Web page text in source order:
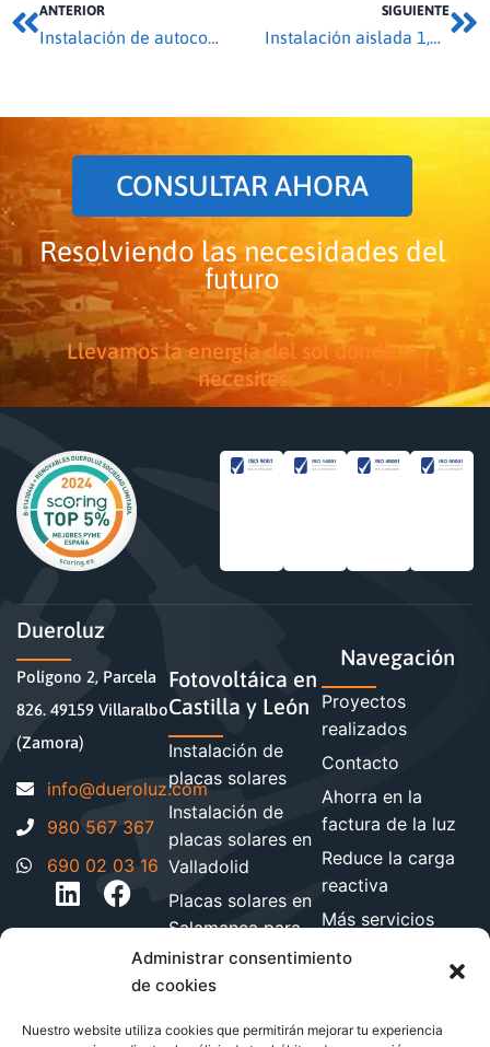
Administrar consentimiento
de cookies
Nuestro website utiliza cookies que permitirán mejorar tu experiencia
ANTERIOR SIGUIENTE
CONSULTAR AHORA
Resolviendo las necesidades del
futuro
Llevamos la energía del sol donde la
necesites
Dueroluz
Polígono 2, Parcela
826. 49159 Villaralbo
(Zamora)
moc.zuloreud@ofni
980 567 367
690 02 03 16
Fotovoltáica en
Castilla y León
Instalación de
placas solares
Instalación de
placas solares en
Valladolid
Placas solares en
Salamanca para
hogares y
empresa
Navegación
Proyectos
realizados
Contacto
Ahorra en la
factura de la luz
Reduce la carga
reactiva
Más servicios
energéticos
Blog de energía y